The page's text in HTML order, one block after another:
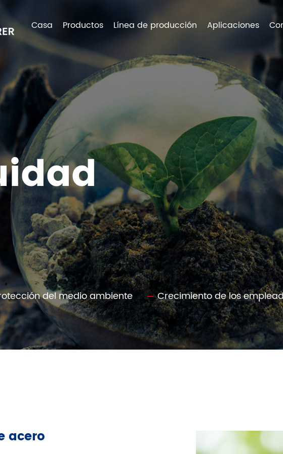
Casa Productos Línea de producción Aplicaciones
del medio ambiente Crecimiento de los
acero